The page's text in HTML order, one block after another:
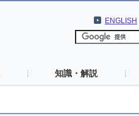
ENGLISH
知識・解説